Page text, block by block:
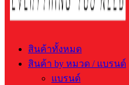
สินค้าทั้งหมด
สินค้า by หมวด / แบรนด์
แบรนด์